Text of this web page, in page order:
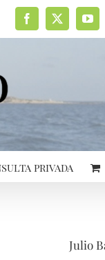
Facebook
X
privada
Julio